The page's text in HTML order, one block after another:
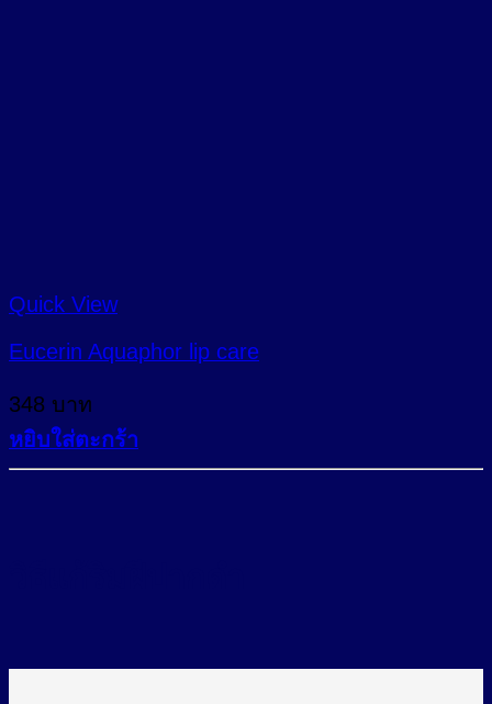
Quick View
Eucerin Aquaphor lip care
348 บาท
หยิบใส่ตะกร้า